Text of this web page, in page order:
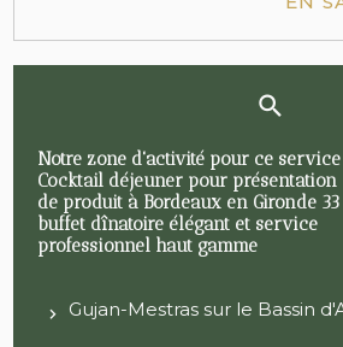
Notre zone d'activité pour ce service
Cocktail déjeuner pour présentation
de produit à Bordeaux en Gironde 33
buffet dînatoire élégant et service
professionnel haut gamme
Gujan-Mestras sur le Bassin